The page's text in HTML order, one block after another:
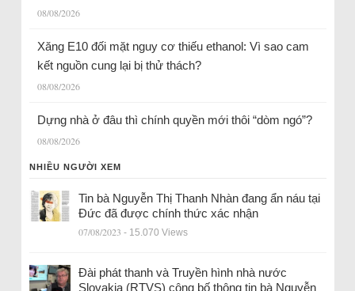
08/08/2026
Xăng E10 đối mặt nguy cơ thiếu ethanol: Vì sao cam
kết nguồn cung lại bị thử thách?
08/08/2026
Dựng nhà ở đâu thì chính quyền mới thôi “dòm ngó”?
08/08/2026
NHIỀU NGƯỜI XEM
Tin bà Nguyễn Thị Thanh Nhàn đang ẩn náu tại
Đức đã được chính thức xác nhận
07/08/2023 - 15.070 Views
Đài phát thanh và Truyền hình nhà nước
Slovakia (RTVS) công bố thông tin bà Nguyễn